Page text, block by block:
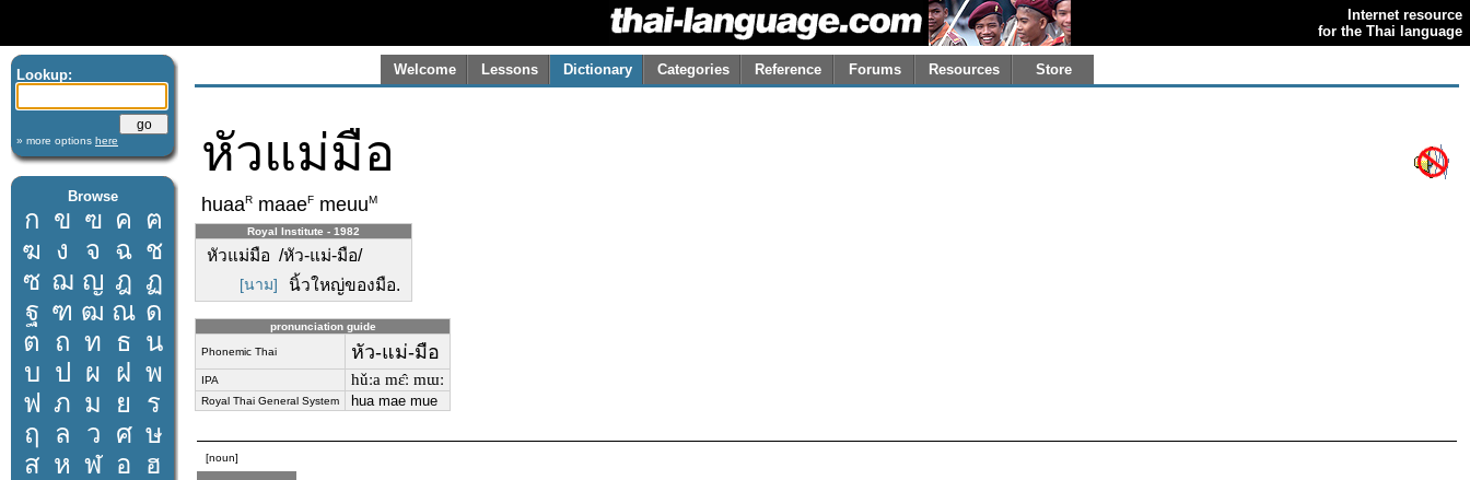
Internet resource
for the Thai language
Lookup:
» more options here
Browse
ก ข ฃ ค ฅ
ฆ ง จ ฉ ช
ซ ฌ ญ ฎ ฏ
ฐ ฑ ฒ ณ ด
ต ถ ท ธ น
บ ป ผ ฝ พ
ฟ ภ ม ย
ร
ฤ
ล ว ศ ษ
ส ห ฬ อ ฮ
Welcome Lessons Dictionary Categories Reference Forums Resources Store
หัวแม่มือ
huaaR maaeF meuuM
Royal Institute - 1982
หัวแม่มือ /หัว-แม่-มือ/
[นาม] นิ้วใหญ่ของมือ.
pronunciation guide
Phonemic Thai หัว-แม่-มือ
IPA hǔːa mɛ̂ː mɯː
Royal Thai General System hua mae mue
[noun]